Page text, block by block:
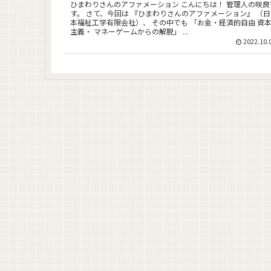
ひまわりさんのアファメーション こんにちは！ 管理人の咲
す。 さて、今回は 『ひまわりさんのアファメーション』 （日
本福祉工学有限会社）、 その中でも 「お金・経済的自由 資本
主義・ マネーゲームからの解脱」 ...